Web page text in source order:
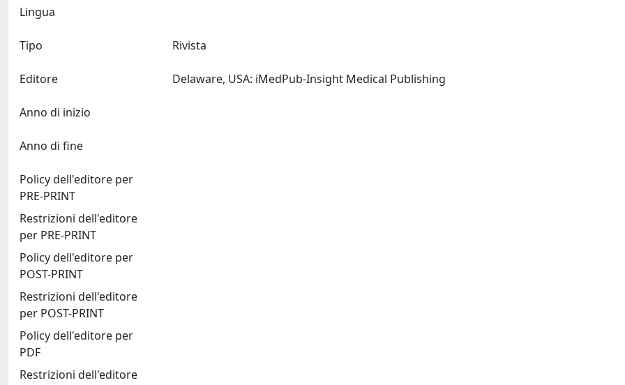
Lingua
Tipo Rivista
Editore
Anno di inizio
Anno di fine
Policy dell'editore per
PRE-PRINT
Restrizioni dell'editore
per PRE-PRINT
Policy dell'editore per
POST-PRINT
Restrizioni dell'editore
per POST-PRINT
Policy dell'editore per
PDF
Restrizioni dell'editore